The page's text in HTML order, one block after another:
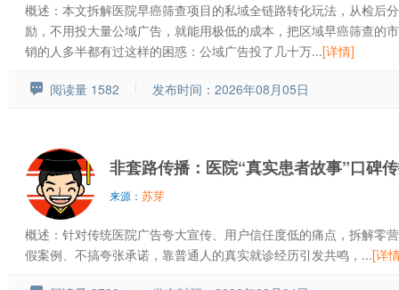
概述：本文拆解医院早癌筛查项目的私域全链路转化玩法，从检后
励，不用投大量公域广告，就能用极低的成本，把区域早癌筛查的
销的人多半都有过这样的困惑：公域广告投了几十万...[详情]
阅读量 1582 发布时间：2026年08月05日
非套路传播：医院“真实患者故事”口碑
来源： 苏芽
概述：针对传统医院广告夸大宣传、用户信任度低的痛点，拆解零
假案例、不搞夸张承诺，靠普通人的真实就诊经历引发共鸣，...[详